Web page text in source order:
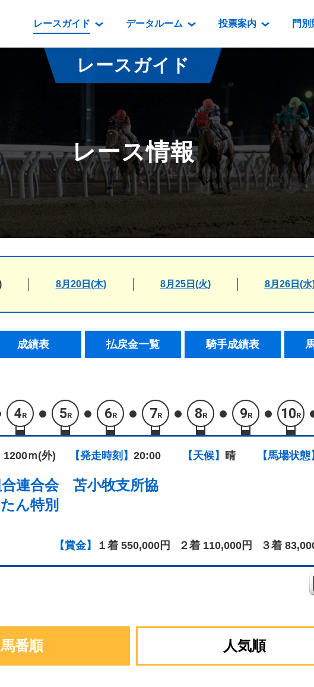
レースガイド
レース情報
払戻金一覧
騎手成績表
馬番成績表
オッズ
番組・級別表ダウンロ
開催カレンダー
重賞競走体系図
スタリオンシリー
道内の発売情報
データルーム
データルーム
騎手・調教師紹介
坂路調教映像
遠征馬情報
番組編成要領
映像コンテンツ
重賞競走VTR
重賞競走参考VTR
レースダイジェスト
新馬ダイジェスト
投票案内
電話・イ
場外発売所
実況・テ
発売・払
門
門別競馬場情報
門別競馬場グルメ
とねっこジンギスカン
いずみ食堂
ルンビニフードカフェ
勝馬屋
レースガイド
レース情報
8月20日(木) 8月25日(火) 8月26日(水
成績表 払戻金一覧 騎手成績表
4R 5R 6R 7R 8R 9R 10R
1200ｍ(外) 【発走時刻】 20:00 【天候】 晴 【馬場状態
連合会 苫小牧支所協
ん特別
【賞金】 １着 550,000円 ２着 110,000円 ３着
馬番順 人気順